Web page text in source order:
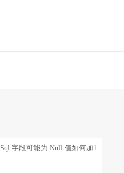
Sql 字段可能为 Null 值如何加1